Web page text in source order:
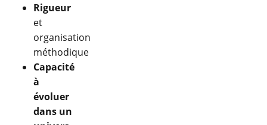
Rigueur
et
organisation
méthodique
Capacité
à
évoluer
dans un